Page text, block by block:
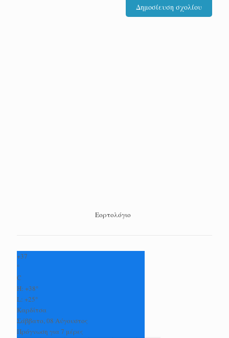
Εορτολόγιο
+37
°
C
H: +38°
L: +25°
Καρδίτσα
Σάββατο, 08 Αύγουστος
Πρόγνωση για 7 μέρες